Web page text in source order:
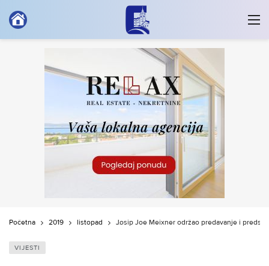
Početna 2019 listopad Josip Joe Meixner održao predavanje i
VIJESTI